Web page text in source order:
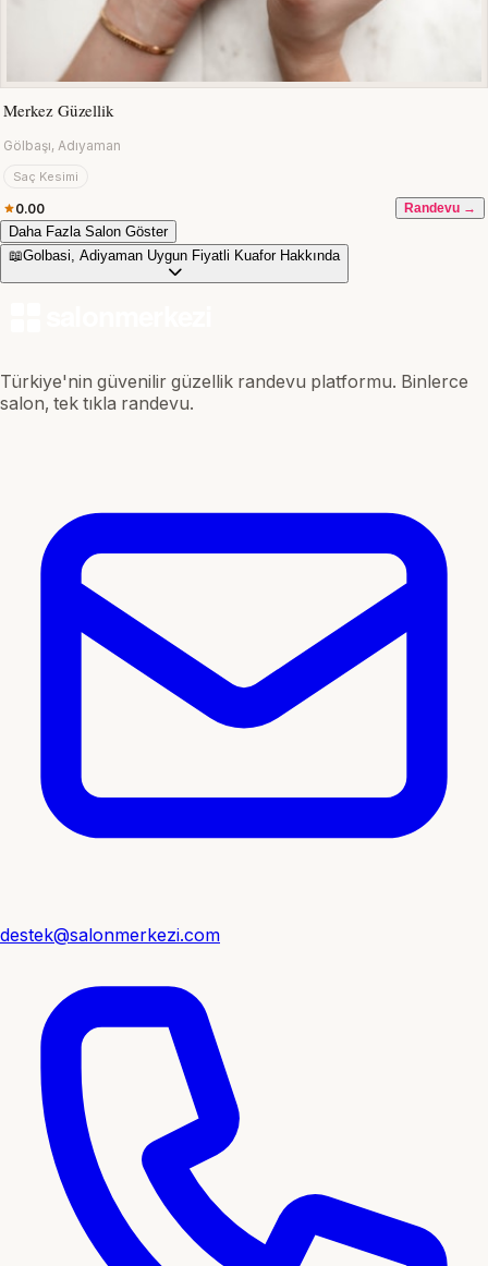
Merkez Güzellik
Gölbaşı, Adıyaman
Saç Kesimi
0.00 Randevu →
Daha Fazla Salon Göster
📖Golbasi, Adiyaman Uygun Fiyatli Kuafor Hakkında
Türkiye'nin güvenilir güzellik randevu platformu. Binlerce
salon, tek tıkla randevu.
destek@salonmerkezi.com